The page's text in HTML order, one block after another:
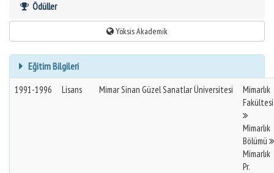
Ödüller
Yöksis Akademik
Eğitim Bilgileri
1991-1996 Lisans Mimar Sinan Güzel Sanatlar Üniversitesi
Mimarlık
Fakültesi
Mimarlık
Bölümü
Mimarlık
Pr.